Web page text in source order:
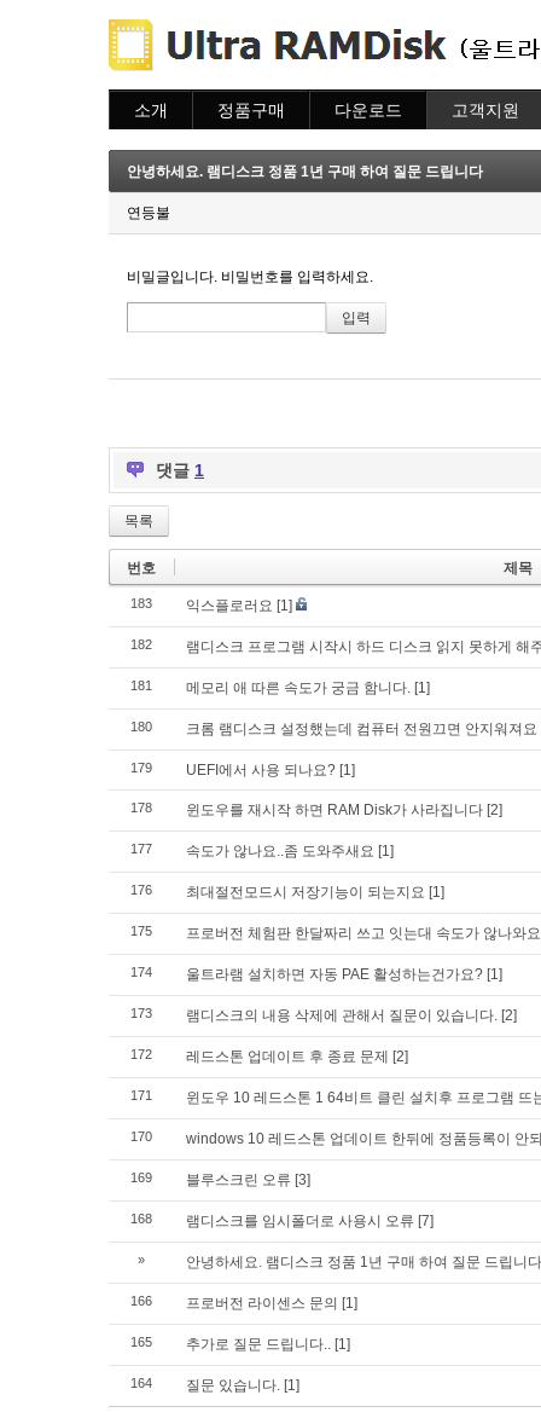
소개 정품구매
주문조회
이용안내
다운로드 고객지원
자주묻는질문
질문하기
안녕하세요. 램디스크 정품 1년 구매 하여 질문 드립니다
연등불
비밀글입니다. 비밀번호를 입력하세요.
댓글 1
목록
번호 제목
183 익스플로러요 [1]
182 램디스크 프로그램 시작시 하드 디스크 읽지 못하게 해
181 메모리 애 따른 속도가 궁금 함니다. [1]
180 크롬 램디스크 설정했는데 컴퓨터 전원끄면 안지워져요
179 UEFI에서 사용 되나요? [1]
178 윈도우를 재시작 하면 RAM Disk가 사라집니다 [2]
177 속도가 않나요..좀 도와주새요 [1]
176 최대절전모드시 저장기능이 되는지요 [1]
175 프로버전 체험판 한달짜리 쓰고 잇는대 속도가 않나와요
174 울트라램 설치하면 자동 PAE 활성하는건가요? [1]
173 램디스크의 내용 삭제에 관해서 질문이 있습니다. [2]
172 레드스톤 업데이트 후 종료 문제 [2]
171 윈도우 10 레드스톤 1 64비트 클린 설치후 프로그램 뜨
170 windows 10 레드스톤 업데이트 한뒤에 정품등록이 안
169 블루스크린 오류 [3]
168 램디스크를 임시폴더로 사용시 오류 [7]
» 안녕하세요. 램디스크 정품 1년 구매 하여 질문 드립니다
166 프로버전 라이센스 문의 [1]
165 추가로 질문 드립니다.. [1]
164 질문 있습니다. [1]